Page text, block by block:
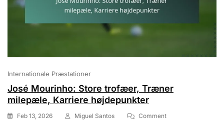
Internationale Præstationer
José Mourinho: Store trofæer, Træner
milepæle, Karriere højdepunkter
Feb 13, 2026 Miguel Santos CommentOn